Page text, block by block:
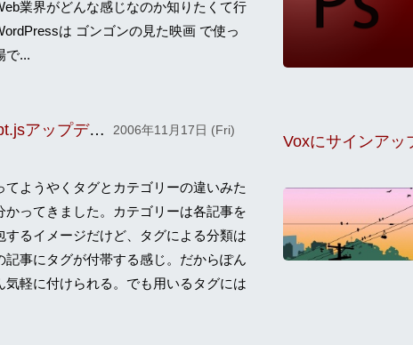
業界がどんな感じなのか知りたくて行
は ゴンゴンの見た映画 で使っ
で...
TAGまわりモディファイ＆script.jsアップデート 2006年11月17日 (Fri)
ようやくタグとカテゴリーの違いみた
かってきました。カテゴリーは各記事を
するイメージだけど、タグによる分類は
記事にタグが付帯する感じ。だからぽん
気軽に付けられる。でも用いるタグには
Voxにサインアッ